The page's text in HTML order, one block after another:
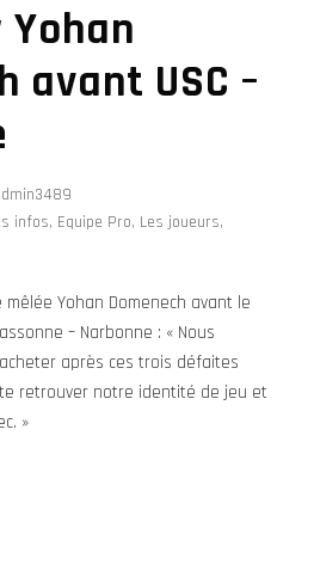
avant USC –
infos, Equipe Pro, Les joueurs,
Yohan Domenech avant le
– Narbonne : « Nous
après ces trois défaites
retrouver notre identité de jeu et
»